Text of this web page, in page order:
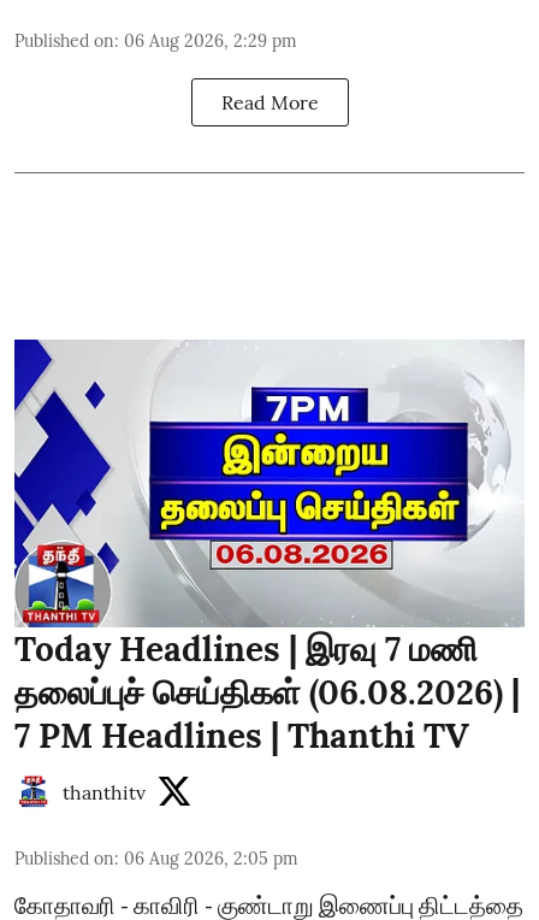
Published on: 06 Aug 2026, 2:29 pm
Read More
Today Headlines | இரவு 7 மணி
தலைப்புச் செய்திகள் (06.08.2026) |
7 PM Headlines | Thanthi TV
thanthitv
Published on: 06 Aug 2026, 2:05 pm
கோதாவரி - காவிரி - குண்டாறு இணைப்பு திட்டத்தை